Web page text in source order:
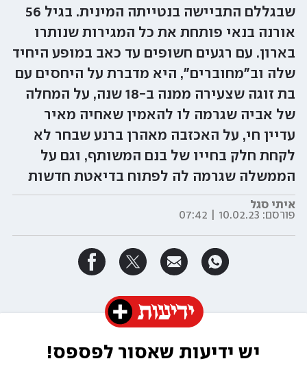
שבגללם התביישה בנטייתה המינית. בגיל 56
אורנה בנאי פותחת את כל המגירות שנותרו
בארון. עם רגעים חשופים עד כאב במופע היחיד
שלה וב"מחוברים", היא מדברת על היחסים עם
בת זוגה שצעירה ממנה ב-18 שנה, על המחלה
של אביה שגרמה לו להאמין שאחיה מאיר
עדיין חי, על האכזבה מאהרן ברנע שבחר לא
לקחת חלק בחייו של בנם המשותף, וגם על
הממשלה שגרמה לה לפתוח בדיאטת חדשות
איתי סגל
פורסם: 10.02.23 | 07:42
יש ידיעות שאסור לפספס!